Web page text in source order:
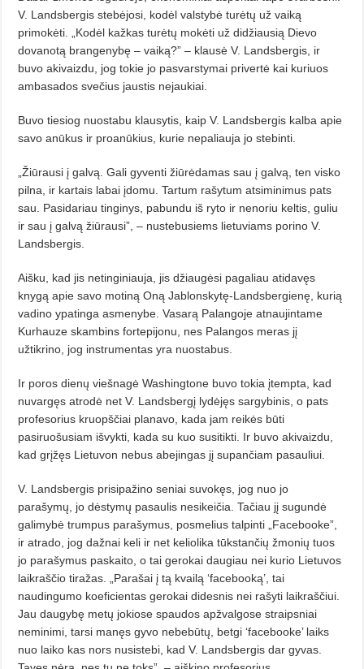
V. Landsbergis stebėjosi, kodėl valstybė turėtų už vaiką
primokėti. „Kodėl kažkas turėtų mokėti už didžiausią Dievo
dovanotą brangenybę – vaiką?” – klausė V. Landsbergis, ir
buvo akivaizdu, jog tokie jo pasvarstymai privertė kai kuriuos
ambasados svečius jaustis nejaukiai.
Buvo tiesiog nuostabu klausytis, kaip V. Landsbergis kalba apie
savo anūkus ir proanūkius, kurie nepaliauja jo stebinti.
„Žiūrausi į galvą. Gali gyventi žiūrėdamas sau į galvą, ten visko
pilna, ir kartais labai įdomu. Tartum rašytum atsiminimus pats
sau. Pasidariau tinginys, pabundu iš ryto ir nenoriu keltis, guliu
ir sau į galvą žiūrausi”, – nustebusiems lietuviams porino V.
Landsbergis.
Aišku, kad jis netinginiauja, jis džiaugėsi pagaliau atidavęs
knygą apie savo motiną Oną Jablonskytę-Landsbergienę, kurią
vadino ypatinga asmenybe. Vasarą Palangoje atnaujintame
Kurhauze skambins fortepijonu, nes Palangos meras jį
užtikrino, jog instrumentas yra nuostabus.
Ir poros dienų viešnagė Washingtone buvo tokia įtempta, kad
nuvargęs atrodė net V. Landsbergį lydėjęs sargybinis, o pats
profesorius kruopščiai planavo, kada jam reikės būti
pasiruošusiam išvykti, kada su kuo susitikti. Ir buvo akivaizdu,
kad grįžęs Lietuvon nebus abejingas jį supančiam pasauliui.
V. Landsbergis prisipažino seniai suvokęs, jog nuo jo
parašymų, jo dėstymų pasaulis nesikeičia. Tačiau jį sugundė
galimybė trumpus parašymus, posmelius talpinti „Facebooke”,
ir atrado, jog dažnai keli ir net keliolika tūkstančių žmonių tuos
jo parašymus paskaito, o tai gerokai daugiau nei kurio Lietuvos
laikraščio tiražas. „Parašai į tą kvailą ‘facebooką’, tai
naudingumo koeficientas gerokai didesnis nei rašyti laikraščiui.
Jau daugybę metų jokiose spaudos apžvalgose straipsniai
neminimi, tarsi manęs gyvo nebebūtų, betgi ‘facebooke’ laiks
nuo laiko kas nors nusistebi, kad V. Landsbergis dar gyvas.